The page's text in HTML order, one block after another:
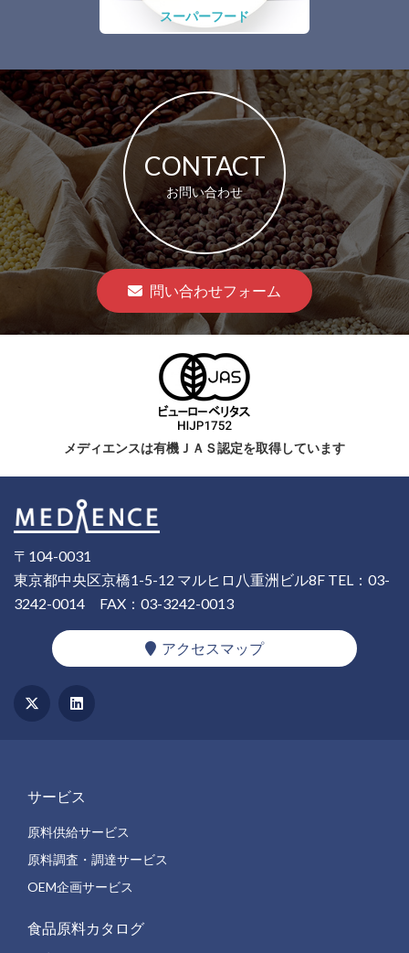
スーパーフード
CONTACT
お問い合わせ
問い合わせフォーム
メディエンスは有機ＪＡＳ認定を取得しています
〒104-0031
東京都中央区京橋1-5-12 マルヒロ八重洲ビル8F TEL：03-
3242-0014 FAX：03-3242-0013
アクセスマップ
サービス
原料供給サービス
原料調査・調達サービス
OEM企画サービス
食品原料カタログ